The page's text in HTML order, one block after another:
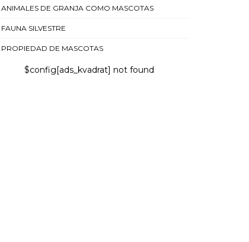
ANIMALES DE GRANJA COMO MASCOTAS
FAUNA SILVESTRE
PROPIEDAD DE MASCOTAS
$config[ads_kvadrat] not found